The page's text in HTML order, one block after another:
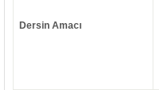
Dersin Amacı